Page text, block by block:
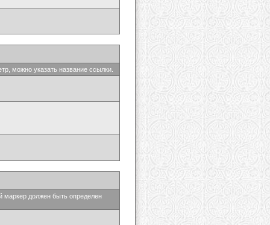
можно указать название ссылки.
маркер должен быть определен